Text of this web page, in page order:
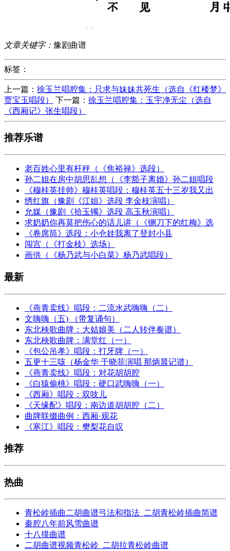
文章关键字： 豫剧曲谱
标签：
上一篇： 徐玉兰唱腔集：只求与妹妹共死生（选自《红楼梦》
贾宝玉唱段）
下一篇： 徐玉兰唱腔集：玉宇净无尘（选自
《西厢记》张生唱段）
推荐乐谱
老百姓心里有杆秤（《焦裕禄》选段）
孙二姐在房中胡思乱想（《李豁子离婚》孙二姐唱段
《穆桂英挂帅》穆桂英唱段：穆桂英五十三岁我又出
绣红旗（豫剧《江姐》选段 李金枝演唱）
允媒（豫剧《拾玉镯》选段 高玉秋演唱）
求奶奶你再莫把伤心的话儿讲（《铡刀下的红梅》选
《卷席筒》选段：小仓娃我离了登封小县
闯宫（《打金枝》选场）
画供（《杨乃武与小白菜》杨乃武唱段）
最新
《燕青卖线》唱段：二流水武嗨嗨（二）
文嗨嗨（五) （带复诵句）
东北秧歌曲牌：大姑娘美（二人转伴奏谱）
东北秧歌曲牌：满堂红（一）
《包公吊孝》唱段：打牙牌（一）
五更十三咳（杨金华 于晓菲演唱 那炳晨记谱）
《燕青卖线》唱段：对花胡胡腔
《白猿偷桃》唱段：硬口武嗨嗨（一）
《西厢》唱段：双吱儿
《天缘配》唱段：南边道胡胡腔（二）
曲牌联缀曲例：西厢·观花
《寒江》唱段：樊梨花自叹
推荐
热曲
青松岭插曲二胡曲谱弓法和指法_二胡青松岭插曲简谱
秦腔八年前风雪曲谱
十八摸曲谱
二胡曲谱视频青松岭_二胡拉青松岭曲谱